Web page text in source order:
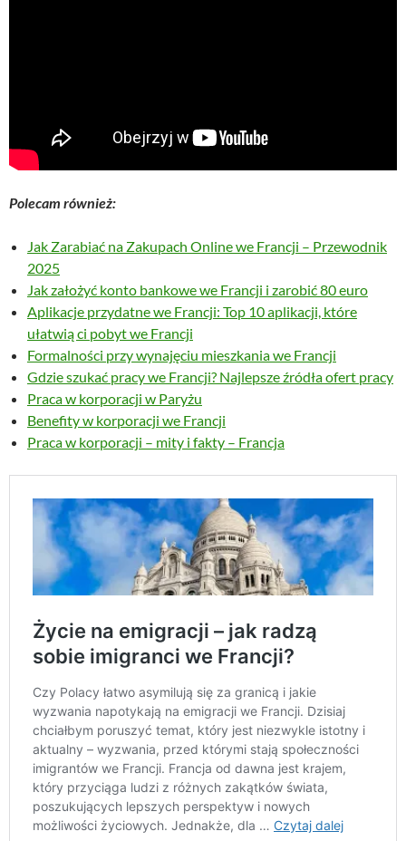
Polecam również:
Jak Zarabiać na Zakupach Online we Francji – Przewodnik
2025
Jak założyć konto bankowe we Francji i zarobić 80 euro
Aplikacje przydatne we Francji: Top 10 aplikacji, które
ułatwią ci pobyt we Francji
Formalności przy wynajęciu mieszkania we Francji
Gdzie szukać pracy we Francji? Najlepsze źródła ofert pracy
Praca w korporacji w Paryżu
Benefity w korporacji we Francji
Praca w korporacji – mity i fakty – Francja